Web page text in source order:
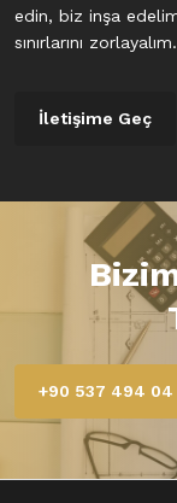
edin, biz inşa
sınırlarını zorlayalım.
İletişime Geç
+90 537 494 04